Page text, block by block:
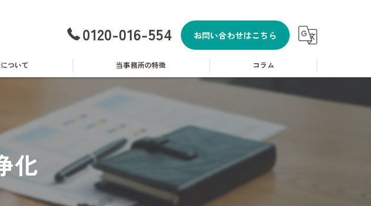
0120-016-554 お問い合わせはこちら
ついて 当事務所の特徴
消費税
青色申告
借入
コラム
化